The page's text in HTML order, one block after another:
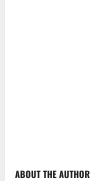
ABOUT THE AUTHOR